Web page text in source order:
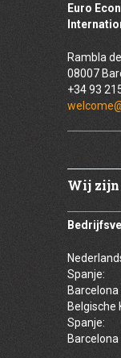
Euro
Rambla
08007
+34 93
Wij zijn
Spanje:
Belgische
Spanje:
Barcelona